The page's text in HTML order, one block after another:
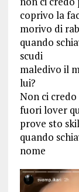
coprivo la
morivo di
quando
scudi
maledivo il
lui?
Non ci
fuori lover
prove sto
quando
nome